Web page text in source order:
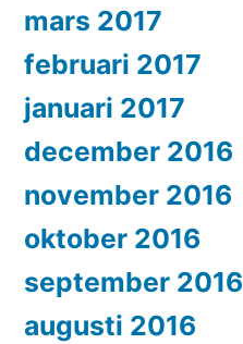
mars 2017
februari 2017
januari 2017
december 2016
november 2016
oktober 2016
september 2016
augusti 2016